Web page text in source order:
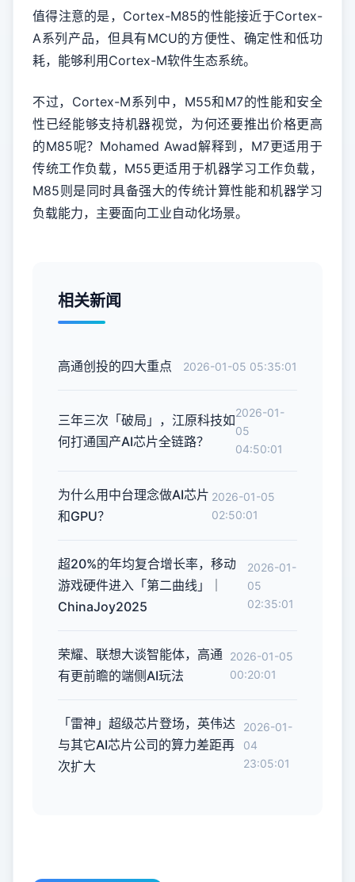
值得注意的是，Cortex-M85的性能接近于Cortex-
A系列产品，但具有MCU的方便性、确定性和低功
耗，能够利用Cortex-M软件生态系统。
不过，Cortex-M系列中，M55和M7的性能和安全
性已经能够支持机器视觉，为何还要推出价格更高
的M85呢？Mohamed Awad解释到，M7更适用于
传统工作负载，M55更适用于机器学习工作负载，
M85则是同时具备强大的传统计算性能和机器学习
负载能力，主要面向工业自动化场景。
相关新闻
高通创投的四大重点 2026-01-05 05:35:01
三年三次「破局」，江原科技如
何打通国产AI芯片全链路？
2026-01-
05
04:50:01
为什么用中台理念做AI芯片
和GPU？
2026-01-05
02:50:01
超20%的年均复合增长率，移动
游戏硬件进入「第二曲线」｜
ChinaJoy2025
2026-01-
05
02:35:01
荣耀、联想大谈智能体，高通
有更前瞻的端侧AI玩法
2026-01-05
00:20:01
「雷神」超级芯片登场，英伟达
与其它AI芯片公司的算力差距再
次扩大
2026-01-
04
23:05:01